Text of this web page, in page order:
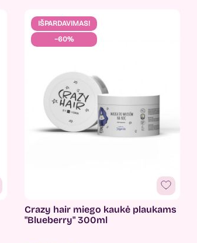
IŠPARDAVIMAS!
−60%
Crazy hair miego kaukė plaukams
"Blueberry" 300ml